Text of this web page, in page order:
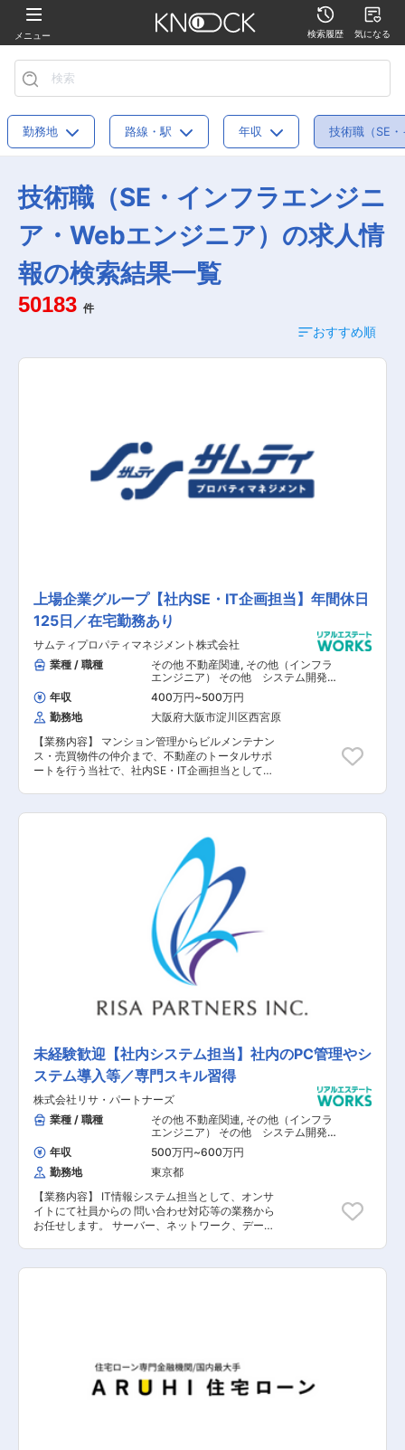
メニュー 検索履歴 気になる
勤務地 路線・駅 年収 技術職（SE
技術職（SE・インフラエンジニ
ア・Webエンジニア）の求人情
報の検索結果一覧
50183 件
おすすめ順
上場企業グループ【社内SE・IT企画担当】年間休日
125日／在宅勤務あり
サムティプロパティマネジメント株式会社
業種 / 職種
その他 不動産関連, その他（インフラ
エンジニア） その他 システム開発・
運用
年収 400万円~500万円
勤務地
大阪府大阪市淀川区西宮原
【業務内容】 マンション管理からビルメンテナン
ス・売買物件の仲介まで、不動産のトータルサポ
ートを行う当社で、社内SE・IT企画担当として、
す。 【具体的な業務内容】 ■IT戦略の立案・推進
サポート業務（PCやアプリの設定対応、社員か
らの問合わせ対応、デバイス管理業務、システム
セキュリティ対応、サーバー対応、各種アプリ対
として、18時にはPCの電源が自動的にダウンす
るシステムを導入しており、ライフワークバラン
スが整っているので、お子様が落ち着かれてから
復帰される方や、保育園迎えに行かれる方にも安
心して就業していただける環境です。（時差出勤
の対応がある場合、19時までダウンする時間を延
長） また、現在はグループ役職員、ならびに同社
関係者の皆様への新型コロナウイルスの感染リス
ク軽減と安全確保を目的に、ローテーションで在
の両立を目指した取り組みを行っております。 お
子様が小学生以下の場合は、時間短縮勤務が可能
となっていますので、ワークスタイルに合わせた
未経験歓迎【社内システム担当】社内のPC管理やシ
ステム導入等／専門スキル習得
株式会社リサ・パートナーズ
業種 / 職種
その他 不動産関連, その他（インフラ
エンジニア） その他 システム開発・
運用
年収 500万円~600万円
勤務地
東京都
【業務内容】 IT情報システム担当として、オンサ
イトにて社員からの 問い合わせ対応等の業務から
お任せします。 サーバー、ネットワーク、データ
定）、着実なオペレーション 作業等を実施いただ
ート ■業務効率化や利便性を高めるための業務改
善提案 ■端末やIT備品等の選定、発注等 ■PCや
インフラ周りの配線整備等 【担当者コメント】